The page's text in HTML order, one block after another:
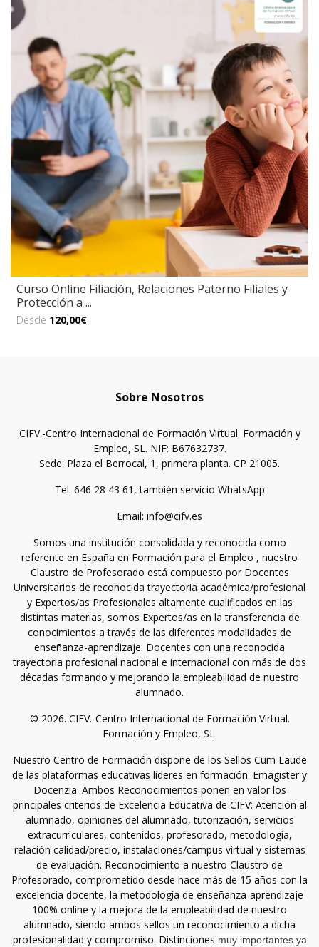
Curso Online Filiación, Relaciones Paterno Filiales y
Protección a ...
Desde 120,00€
Sobre Nosotros
CIFV.-Centro Internacional de Formación Virtual. Formación y
Empleo, SL. NIF: B67632737.
Sede: Plaza el Berrocal, 1, primera planta. CP 21005.
Tel. 646 28 43 61, también servicio WhatsApp
Email: info@cifv.es
Somos una institución consolidada y reconocida como
referente en España en Formación para el Empleo , nuestro
Claustro de Profesorado está compuesto por Docentes
Universitarios de reconocida trayectoria académica/profesional
y Expertos/as Profesionales altamente cualificados en las
distintas materias, somos Expertos/as en la transferencia de
conocimientos a través de las diferentes modalidades de
enseñanza-aprendizaje. Docentes con una reconocida
trayectoria profesional nacional e internacional con más de dos
décadas formando y mejorando la empleabilidad de nuestro
alumnado.
© 2026. CIFV.-Centro Internacional de Formación Virtual.
Formación y Empleo, SL.
Nuestro Centro de Formación dispone de los Sellos Cum Laude
de las plataformas educativas líderes en formación: Emagister y
Docenzia. Ambos Reconocimientos ponen en valor los
principales criterios de Excelencia Educativa de CIFV: Atención al
alumnado, opiniones del alumnado, tutorización, servicios
extracurriculares, contenidos, profesorado, metodología,
relación calidad/precio, instalaciones/campus virtual y sistemas
de evaluación. Reconocimiento a nuestro Claustro de
Profesorado, comprometido desde hace más de 15 años con la
excelencia docente, la metodología de enseñanza-aprendizaje
100% online y la mejora de la empleabilidad de nuestro
alumnado, siendo ambos sellos un reconocimiento a dicha
profesionalidad y compromiso. Distinciones muy importantes ya